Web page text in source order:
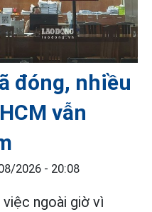
đóng, nhiều
vẫn
2026 - 20:08
ngoài giờ vì